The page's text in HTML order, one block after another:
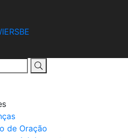
de Oração